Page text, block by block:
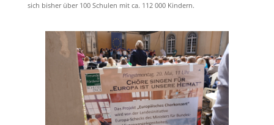
sich bisher über 100 Schulen mit ca. 112 000 Kindern.